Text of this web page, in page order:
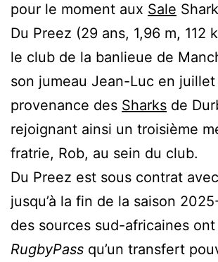
pour le moment aux Sale
Du Preez (29 ans, 1,96 m, 112
le club de la banlieue de
son jumeau Jean-Luc en juillet
provenance des Sharks de
rejoignant ainsi un troisième
fratrie, Rob, au sein du club.
Du Preez est sous contrat
jusqu’à la fin de la saison
des sources sud-africaines
RugbyPass qu’un transfert